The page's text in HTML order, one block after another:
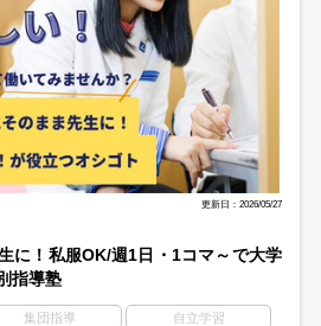
更新日：2026/05/27
に！私服OK/週1日・1コマ～で大学
指導塾
集団指導 自立学習